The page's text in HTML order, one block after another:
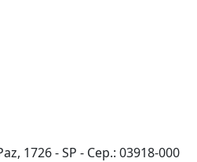
1726 - SP - Cep.: 03918-000